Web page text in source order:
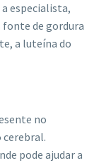
especialista,
fonte de gordura
a luteína do
no
pode ajudar a